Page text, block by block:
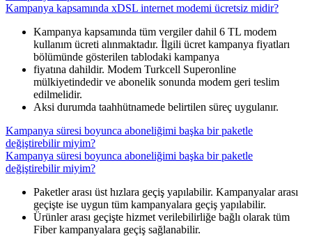
Kampanya kapsamında xDSL internet modemi ücretsiz midir?
​Kampanya kapsamında tüm vergiler dahil 6 TL modem
kullanım ücreti alınmaktadır. İlgili ücret kampanya fiyatları
bölümünde gösterilen tablodaki kampanya
fiyatına dahildir. Modem Turkcell Superonline
mülkiyetindedir ve abonelik sonunda modem geri teslim
edilmelidir.
Aksi durumda taahhütnamede belirtilen süreç uygulanır.
Kampanya süresi boyunca aboneliğimi başka bir paketle
değiştirebilir miyim?
Kampanya süresi boyunca aboneliğimi başka bir paketle
değiştirebilir miyim?
​Paketler arası üst hızlara geçiş yapılabilir. Kampanyalar arası
geçişte ise uygun tüm kampanyalara geçiş yapılabilir.
Ürünler arası geçişte hizmet verilebilirliğe bağlı olarak tüm
Fiber kampanyalara geçiş sağlanabilir.